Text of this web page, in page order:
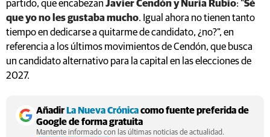
partido, que encabezan Javier Cendón y Nuria Rubio: "Sé
que yo no les gustaba mucho. Igual ahora no tienen tanto
tiempo en dedicarse a quitarme de candidato, ¿no?", en
referencia a los últimos movimientos de Cendón, que busca
un candidato alternativo para la capital en las elecciones de
2027.
AñadirLa Nueva Crónicacomo fuente preferida de
Google de forma gratuita
Mantente informado con las últimas noticias de actualidad.